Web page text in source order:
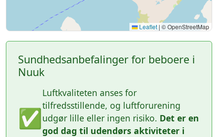
Leaflet | © OpenStreetMap
Sundhedsanbefalinger for beboere i
Nuuk
✅
Luftkvaliteten anses for
tilfredsstillende, og luftforurening
udgør lille eller ingen risiko. Det er en
god dag til udendørs aktiviteter i